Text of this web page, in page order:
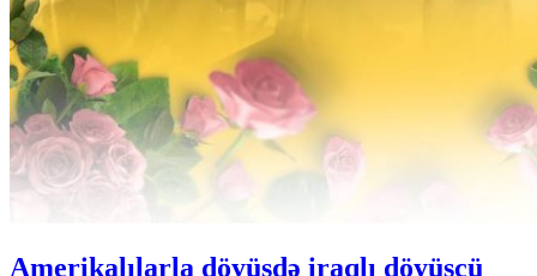
Amerikalılarla döyüşdə iraqlı döyüşçü